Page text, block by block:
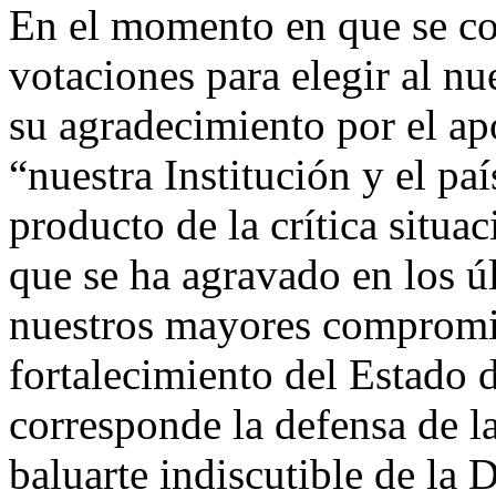
En el momento en que se
votaciones para elegir al
su agradecimiento por el
“nuestra Institución y el
producto de la crítica
que se ha agravado en los
nuestros mayores
fortalecimiento del Estado
corresponde la defensa de
baluarte indiscutible de la